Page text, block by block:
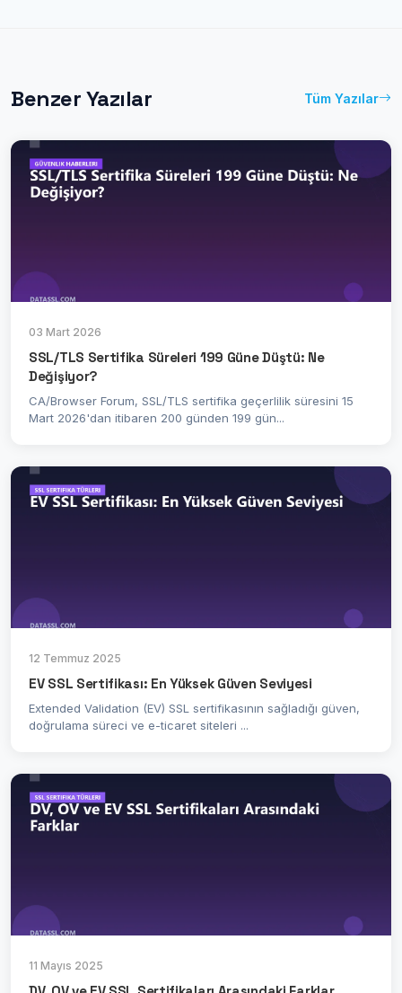
Benzer Yazılar Tüm Yazılar
03 Mart 2026
SSL/TLS Sertifika Süreleri 199 Güne Düştü: Ne
Değişiyor?
CA/Browser Forum, SSL/TLS sertifika geçerlilik süresini 15
Mart 2026'dan itibaren 200 günden 199 gün...
12 Temmuz 2025
EV SSL Sertifikası: En Yüksek Güven Seviyesi
Extended Validation (EV) SSL sertifikasının sağladığı güven,
doğrulama süreci ve e-ticaret siteleri ...
11 Mayıs 2025